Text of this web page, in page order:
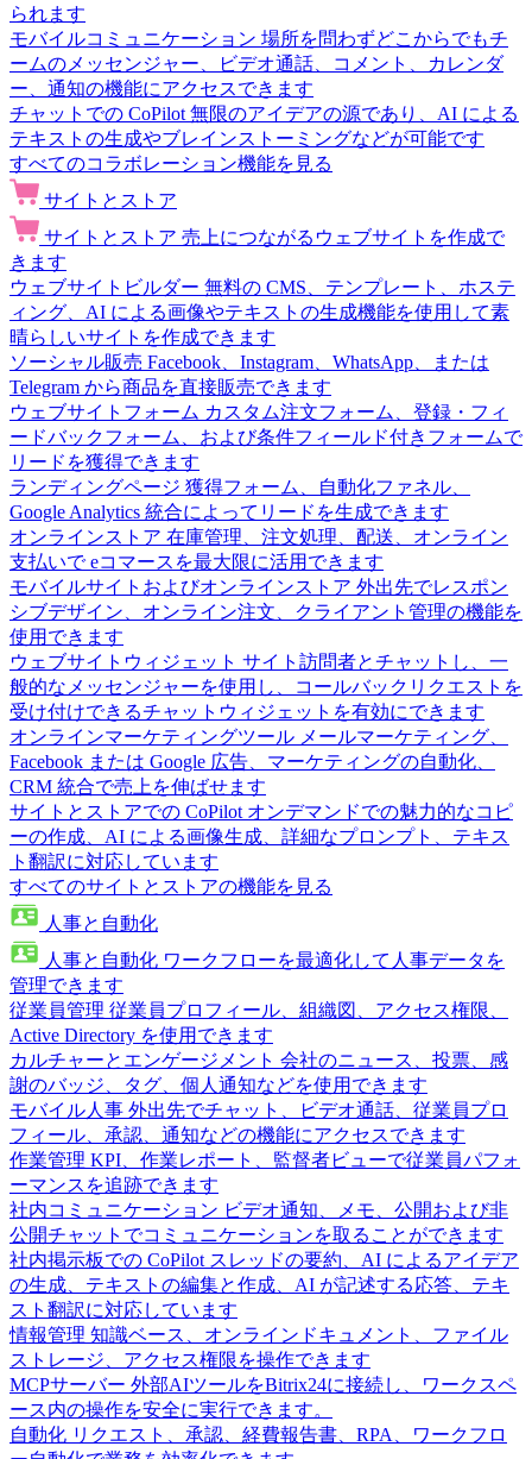
られます
モバイルコミュニケーション 場所を問わずどこからでもチ
ームのメッセンジャー、ビデオ通話、コメント、カレンダ
ー、通知の機能にアクセスできます
チャットでの CoPilot 無限のアイデアの源であり、AI による
テキストの生成やブレインストーミングなどが可能です
すべてのコラボレーション機能を見る
サイトとストア
サイトとストア 売上につながるウェブサイトを作成で
きます
ウェブサイトビルダー 無料の CMS、テンプレート、ホステ
ィング、AI による画像やテキストの生成機能を使用して素
晴らしいサイトを作成できます
ソーシャル販売 Facebook、Instagram、WhatsApp、または
Telegram から商品を直接販売できます
ウェブサイトフォーム カスタム注文フォーム、登録・フィ
ードバックフォーム、および条件フィールド付きフォームで
リードを獲得できます
ランディングページ 獲得フォーム、自動化ファネル、
Google Analytics 統合によってリードを生成できます
オンラインストア 在庫管理、注文処理、配送、オンライン
支払いで eコマースを最大限に活用できます
モバイルサイトおよびオンラインストア 外出先でレスポン
シブデザイン、オンライン注文、クライアント管理の機能を
使用できます
ウェブサイトウィジェット サイト訪問者とチャットし、一
般的なメッセンジャーを使用し、コールバックリクエストを
受け付けできるチャットウィジェットを有効にできます
オンラインマーケティングツール メールマーケティング、
Facebook または Google 広告、マーケティングの自動化、
CRM 統合で売上を伸ばせます
サイトとストアでの CoPilot オンデマンドでの魅力的なコピ
ーの作成、AI による画像生成、詳細なプロンプト、テキス
ト翻訳に対応しています
すべてのサイトとストアの機能を見る
人事と自動化
人事と自動化 ワークフローを最適化して人事データを
管理できます
従業員管理 従業員プロフィール、組織図、アクセス権限、
Active Directory を使用できます
カルチャーとエンゲージメント 会社のニュース、投票、感
謝のバッジ、タグ、個人通知などを使用できます
モバイル人事 外出先でチャット、ビデオ通話、従業員プロ
フィール、承認、通知などの機能にアクセスできます
作業管理 KPI、作業レポート、監督者ビューで従業員パフォ
ーマンスを追跡できます
社内コミュニケーション ビデオ通知、メモ、公開および非
公開チャットでコミュニケーションを取ることができます
社内掲示板での CoPilot スレッドの要約、AI によるアイデア
の生成、テキストの編集と作成、AI が記述する応答、テキ
スト翻訳に対応しています
情報管理 知識ベース、オンラインドキュメント、ファイル
ストレージ、アクセス権限を操作できます
MCPサーバー 外部AIツールをBitrix24に接続し、ワークスペ
ース内の操作を安全に実行できます。
自動化 リクエスト、承認、経費報告書、RPA、ワークフロ